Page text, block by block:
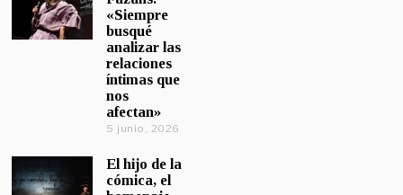
«Siempre
busqué
analizar las
relaciones
íntimas que
nos
afectan»
5 junio, 2026
El hijo de la
cómica, el